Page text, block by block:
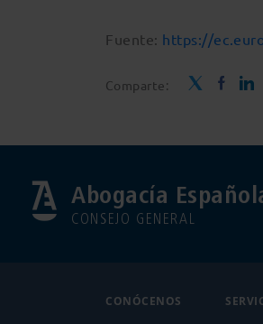
Fuente: https://
Comparte:
Abogacía
CONSEJO GENERAL
CONÓCENOS